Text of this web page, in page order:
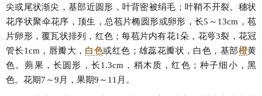
尖或尾状渐尖，基部近圆形，叶背密被绢毛；叶鞘不开裂。穗状
花序状聚伞花序，顶生，总苞片椭圆形或卵形，长5～13cm，苞
片卵形，覆瓦状排列，红色；每苞片内有花1朵，花萼3裂，花冠
管长1cm，唇瓣大， 白色或红色；雄蕊花瓣状，白色，基部橙黄
色。蒴果，长圆形，长1.3cm，稍木质，红色；种子细小，黑
色。花期7～9月，果期9～11月。